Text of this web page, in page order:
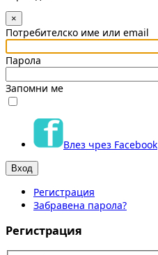
×
Потребителско име или email
Парола
Запомни ме
Влез чрез Facebook
Регистрация
Забравена парола?
Регистрация